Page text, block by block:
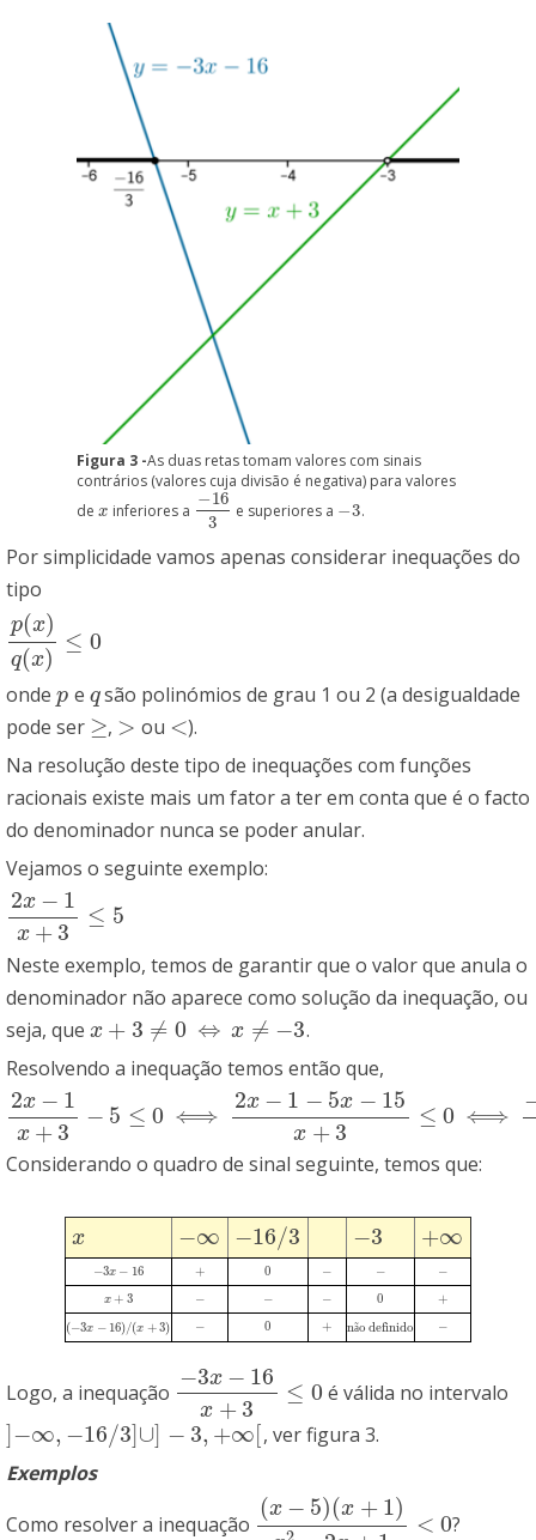
Figura 3 -As duas retas tomam valores com sinais
contrários (valores cuja divisão é negativa) para valores
de x
x inferiores a
−16
3
−163 e superiores a −3
−3 .
Por simplicidade vamos apenas considerar inequações do
tipo
p(x)
q(x)
≤ 0
p(x)q( )≤ 0
onde p
p e q
qsão polinómios de grau 1 ou 2 (a desigualdade
pode ser ≥
≥ , >
> ou <
< ).
Na resolução deste tipo de inequações com funções
racionais existe mais um fator a ter em conta que é o facto
do denominador nunca se poder anular.
Vejamos o seguinte exemplo:
2x − 1
x + 3
≤ 5
2x−1x+3 ≤5
Neste exemplo, temos de garantir que o valor que anula o
denominador não aparece como solução da inequação, ou
seja, que x + 3 ≠ 0 ⇔ x ≠ −3
x+3≠ 0 ⇔x ≠− 3
.
Resolvendo a inequação temos então que,
2x − 1
x + 3
− 5 ≤ 0 ⟺
2x − 1 − 5x − 15
x + 3
≤ 0 ⟺
2x−1x+3 −5≤0 ⟺ 2x −1−5x −15x+3≤0⟺−3x−16x +3≤0
Considerando o quadro de sinal seguinte, temos que:
x
x −∞
−∞ −16/3
−16/3 −3
−3 +∞
+∞
−3x − 16
−3x− 16 +
+ 0
0 −
− −
− −
−
x + 3
x+3 −
− −
− −
− 0
0 +
+
(−3x − 16)/(x +3)
(−3x−16) /(x+3) −
− 0
0 +
+ não definido
não definido −
−
Logo, a inequação
−3x − 16
x + 3
≤ 0
−3x−16x+3≤ 0 é válida no intervalo
] −∞, −16/3] ∪] − 3, +∞[
−∞,−16/3]∪]−3 ,+ [
, ver figura 3.
Exemplos
Como resolver a inequação
(x − 5)(x + 1)
< 0
(x−5)(x+1)x2−2x+1 <0
?